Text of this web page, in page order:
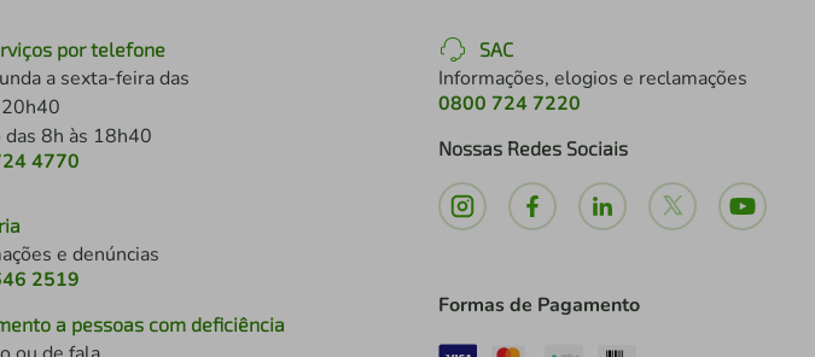
por telefone
a sexta-feira das
das 8h às 18h40
4770
e denúncias
2519
a pessoas com deficiência
SAC
Informações, elogios e reclamações
0800 724 7220
Nossas Redes Sociais
Formas de Pagamento